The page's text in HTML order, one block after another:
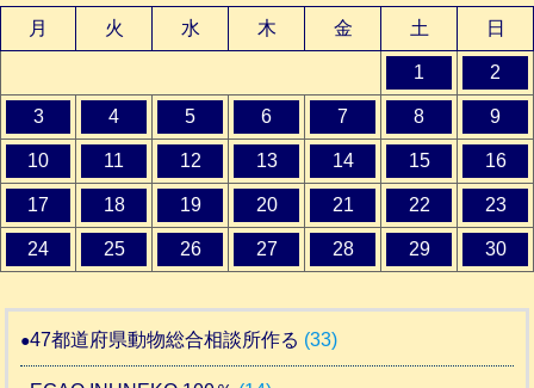
月
火 水 木 金 土 日
1 2
3 4 5 6 7 8 9
10 11 12 13 14 15 16
17 18 19 20 21 22 23
24 25 26 27 28 29 30
47都道府県動物総合相談所作る (33)